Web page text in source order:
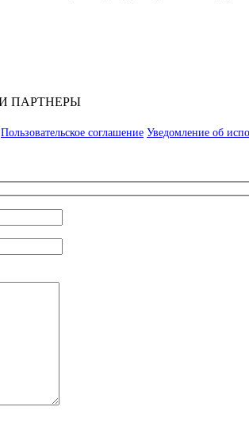
Пользовательское соглашение Уведомление об